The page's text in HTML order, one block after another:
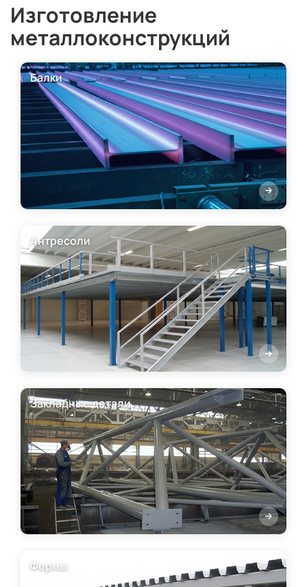
Изготовление
металлоконструкций
Балки
Антресоли
Закладные детали
Фермы